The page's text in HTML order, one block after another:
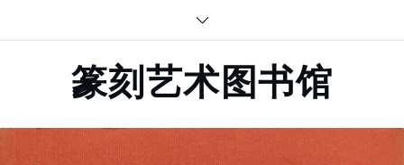
篆刻艺术图书馆